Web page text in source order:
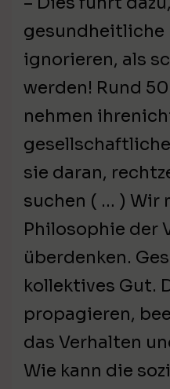
gesundheitliche
ignorieren, als
werden! Rund
nehmen
sie daran,
suchen ( … ) Wir
Philosophie der
überdenken.
kollektives Gut.
propagieren,
das Verhalten
Wie kann die